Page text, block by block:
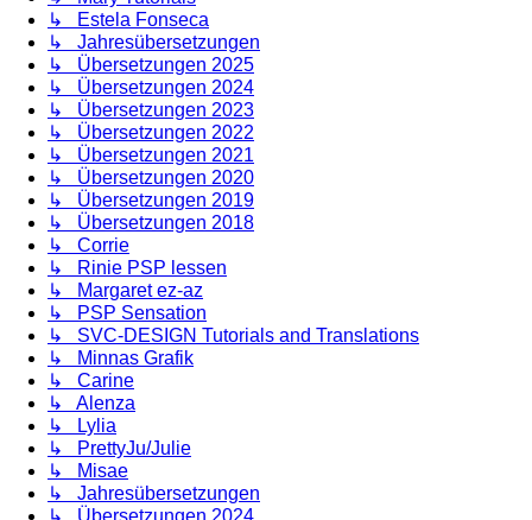
↳ Estela Fonseca
↳ Jahresübersetzungen
↳ Übersetzungen 2025
↳ Übersetzungen 2024
↳ Übersetzungen 2023
↳ Übersetzungen 2022
↳ Übersetzungen 2021
↳ Übersetzungen 2020
↳ Übersetzungen 2019
↳ Übersetzungen 2018
↳ Corrie
↳ Rinie PSP lessen
↳ Margaret ez-az
↳ PSP Sensation
↳ SVC-DESIGN Tutorials and Translations
↳ Minnas Grafik
↳ Carine
↳ Alenza
↳ Lylia
↳ PrettyJu/Julie
↳ Misae
↳ Jahresübersetzungen